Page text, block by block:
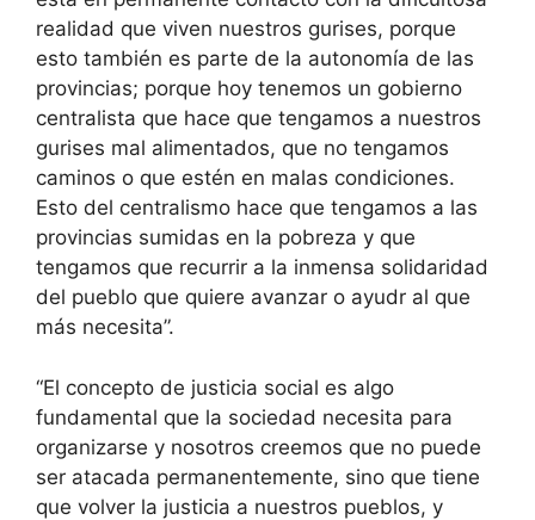
realidad que viven nuestros gurises, porque
esto también es parte de la autonomía de las
provincias; porque hoy tenemos un gobierno
centralista que hace que tengamos a nuestros
gurises mal alimentados, que no tengamos
caminos o que estén en malas condiciones.
Esto del centralismo hace que tengamos a las
provincias sumidas en la pobreza y que
tengamos que recurrir a la inmensa solidaridad
del pueblo que quiere avanzar o ayudr al que
más necesita”.
“El concepto de justicia social es algo
fundamental que la sociedad necesita para
organizarse y nosotros creemos que no puede
ser atacada permanentemente, sino que tiene
que volver la justicia a nuestros pueblos, y